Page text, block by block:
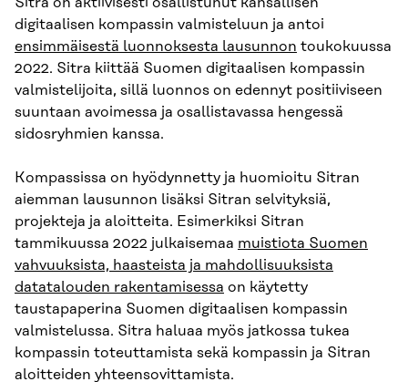
digitaalisen kompassin valmisteluun ja antoi
ensimmäisestä luonnoksesta lausunnon toukokuussa
2022. Sitra kiittää Suomen digitaalisen kompassin
valmistelijoita, sillä luonnos on edennyt positiiviseen
suuntaan avoimessa ja osallistavassa hengessä
sidosryhmien kanssa.
Kompassissa on hyödynnetty ja huomioitu Sitran
aiemman lausunnon lisäksi Sitran selvityksiä,
projekteja ja aloitteita. Esimerkiksi Sitran
tammikuussa 2022 julkaisemaa muistiota Suomen
vahvuuksista, haasteista ja mahdollisuuksista
datatalouden rakentamisessa on käytetty
taustapaperina Suomen digitaalisen kompassin
valmistelussa. Sitra haluaa myös jatkossa tukea
kompassin toteuttamista sekä kompassin ja Sitran
aloitteiden yhteensovittamista.